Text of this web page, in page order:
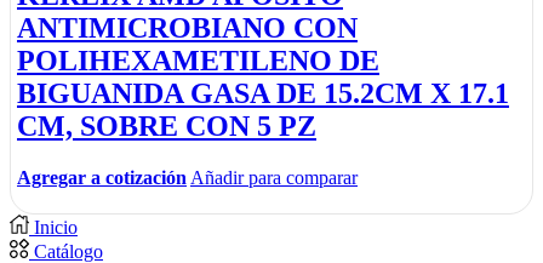
ANTIMICROBIANO CON
POLIHEXAMETILENO DE
BIGUANIDA GASA DE 15.2CM X 17.1
CM, SOBRE CON 5 PZ
Agregar a cotización Añadir para comparar
Inicio
Catálogo